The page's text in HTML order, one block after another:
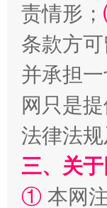
漫山遍野的桃
招工难
责情形；
条款方
并承担
网只是
法律法
三、关于
① 本网